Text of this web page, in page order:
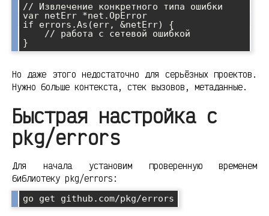
// Извлечение конкретного типа ошибки
var netErr *net.OpError
if errors.As(err, &netErr) {
Но даже этого недостаточно для серьёзных проектов.
Нужно больше контекста, стек вызовов, метаданные.
Быстрая настройка с
pkg/errors
Для начала установим проверенную временем
библиотеку pkg/errors:
go get github.com/pkg/errors